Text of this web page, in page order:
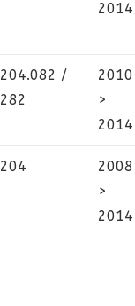
2014
204.082 /
282
2010
>
2014
204
2008
>
2014